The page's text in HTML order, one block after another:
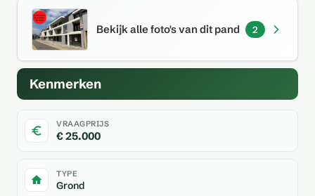
Bekijk alle foto's van dit pand 2
Kenmerken
VRAAGPRIJS
€ 25.000
TYPE
Grond